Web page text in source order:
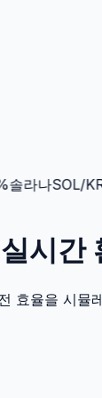
라나SOL/
시간
효율을 시뮬